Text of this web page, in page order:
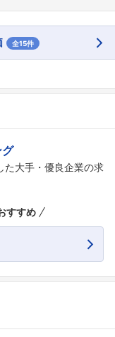
全15件
た大手・優良企業の求
すすめ